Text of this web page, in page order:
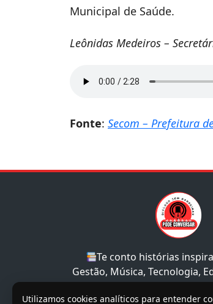
Municipal de Saúde.
Leônidas Medeiros –
Fonte: Secom – Prefeitura
Te conto histórias
Gestão, Música, Tecnologia,
e Sociedade.
Utilizamos cookies analíticos para entender